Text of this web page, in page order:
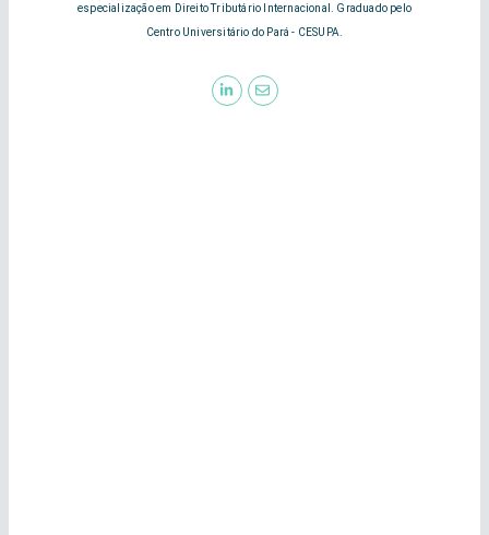
especialização em Direito Tributário Internacional. Graduado pelo
Centro Universitário do Pará - CESUPA.